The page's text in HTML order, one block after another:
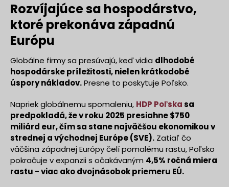
Rozvíjajúce sa hospodárstvo,
ktoré prekonáva západnú
Európu
Globálne firmy sa presúvajú, keď vidia dlhodobé
hospodárske príležitosti, nielen krátkodobé
úspory nákladov.Presne to poskytuje Poľsko.
Napriek globálnemu spomaleniu, HDP Poľska sa
predpokladá, že v roku 2025 presiahne $750
miliárd eur, čím sa stane najväčšou ekonomikou v
strednej a východnej Európe (SVE). Zatiaľ čo
väčšina západnej Európy čelí pomalému rastu, Poľsko
pokračuje v expanzii s očakávaným 4,5% ročná miera
rastu - viac ako dvojnásobok priemeru EÚ.